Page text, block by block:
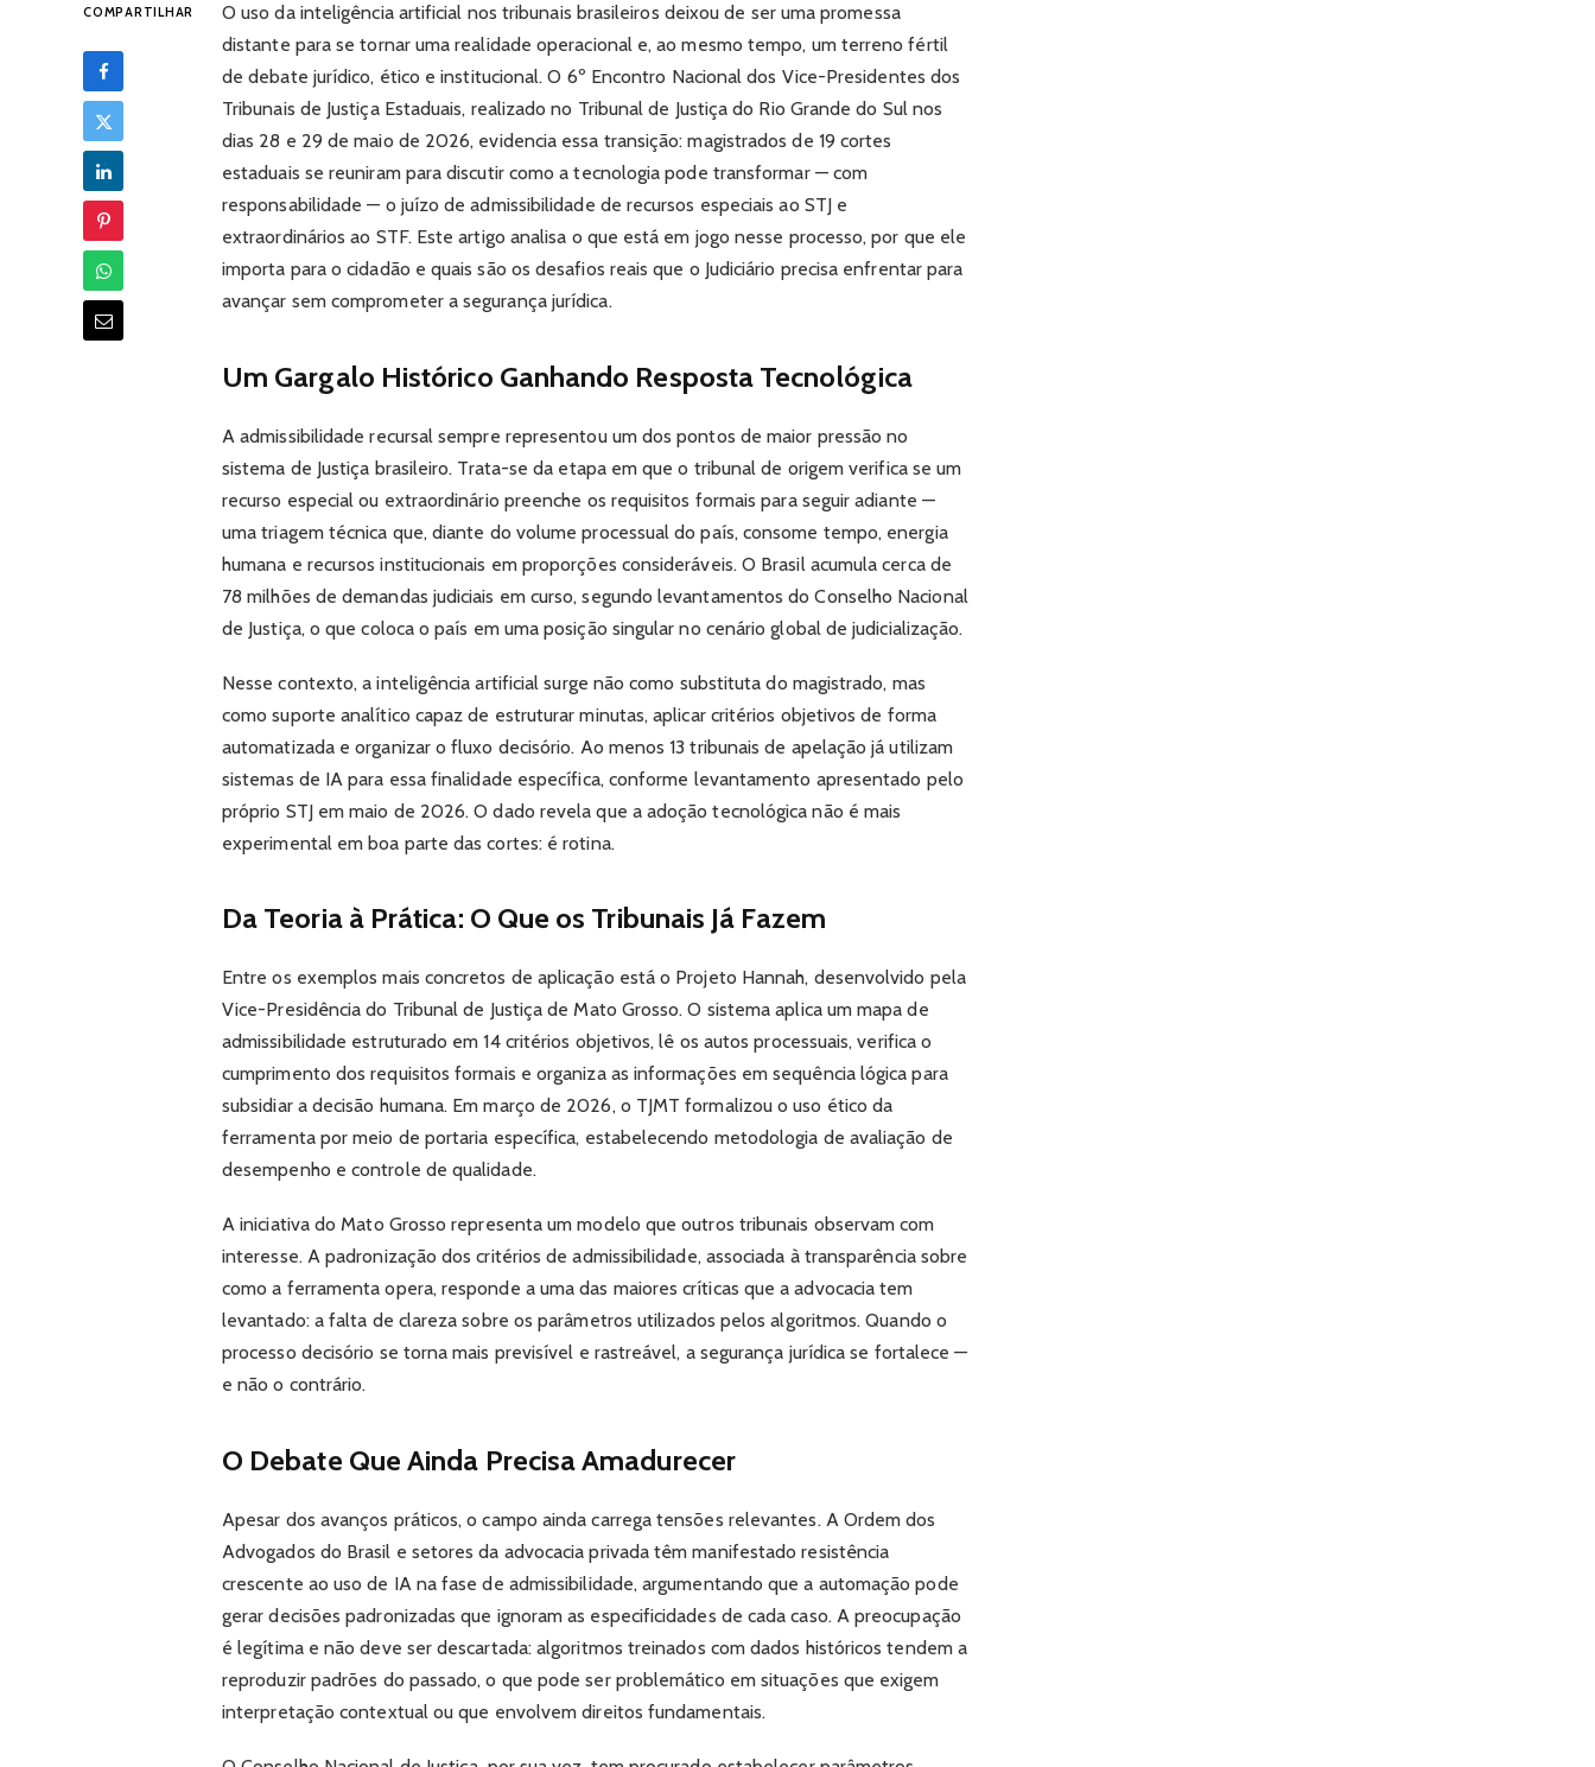
COMPARTILHAR
O uso da inteligência artificial nos tribunais brasileiros deixou de ser uma promessa
distante para se tornar uma realidade operacional e, ao mesmo tempo, um terreno fértil
de debate jurídico, ético e institucional. O 6º Encontro Nacional dos Vice-Presidentes dos
Tribunais de Justiça Estaduais, realizado no Tribunal de Justiça do Rio Grande do Sul nos
dias 28 e 29 de maio de 2026, evidencia essa transição: magistrados de 19 cortes
estaduais se reuniram para discutir como a tecnologia pode transformar — com
responsabilidade — o juízo de admissibilidade de recursos especiais ao STJ e
extraordinários ao STF. Este artigo analisa o que está em jogo nesse processo, por que ele
importa para o cidadão e quais são os desafios reais que o Judiciário precisa enfrentar para
avançar sem comprometer a segurança jurídica.
Um Gargalo Histórico Ganhando Resposta Tecnológica
A admissibilidade recursal sempre representou um dos pontos de maior pressão no
sistema de Justiça brasileiro. Trata-se da etapa em que o tribunal de origem verifica se um
recurso especial ou extraordinário preenche os requisitos formais para seguir adiante —
uma triagem técnica que, diante do volume processual do país, consome tempo, energia
humana e recursos institucionais em proporções consideráveis. O Brasil acumula cerca de
78 milhões de demandas judiciais em curso, segundo levantamentos do Conselho Nacional
de Justiça, o que coloca o país em uma posição singular no cenário global de judicialização.
Nesse contexto, a inteligência artificial surge não como substituta do magistrado, mas
como suporte analítico capaz de estruturar minutas, aplicar critérios objetivos de forma
automatizada e organizar o fluxo decisório. Ao menos 13 tribunais de apelação já utilizam
sistemas de IA para essa finalidade específica, conforme levantamento apresentado pelo
próprio STJ em maio de 2026. O dado revela que a adoção tecnológica não é mais
experimental em boa parte das cortes: é rotina.
Da Teoria à Prática: O Que os Tribunais Já Fazem
Entre os exemplos mais concretos de aplicação está o Projeto Hannah, desenvolvido pela
Vice-Presidência do Tribunal de Justiça de Mato Grosso. O sistema aplica um mapa de
admissibilidade estruturado em 14 critérios objetivos, lê os autos processuais, verifica o
cumprimento dos requisitos formais e organiza as informações em sequência lógica para
subsidiar a decisão humana. Em março de 2026, o TJMT formalizou o uso ético da
ferramenta por meio de portaria específica, estabelecendo metodologia de avaliação de
desempenho e controle de qualidade.
A iniciativa do Mato Grosso representa um modelo que outros tribunais observam com
interesse. A padronização dos critérios de admissibilidade, associada à transparência sobre
como a ferramenta opera, responde a uma das maiores críticas que a advocacia tem
levantado: a falta de clareza sobre os parâmetros utilizados pelos algoritmos. Quando o
processo decisório se torna mais previsível e rastreável, a segurança jurídica se fortalece —
e não o contrário.
O Debate Que Ainda Precisa Amadurecer
Apesar dos avanços práticos, o campo ainda carrega tensões relevantes. A Ordem dos
Advogados do Brasil e setores da advocacia privada têm manifestado resistência
crescente ao uso de IA na fase de admissibilidade, argumentando que a automação pode
gerar decisões padronizadas que ignoram as especificidades de cada caso. A preocupação
é legítima e não deve ser descartada: algoritmos treinados com dados históricos tendem a
reproduzir padrões do passado, o que pode ser problemático em situações que exigem
interpretação contextual ou que envolvem direitos fundamentais.